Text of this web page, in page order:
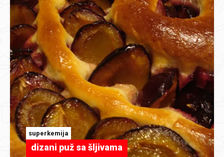
superkemija
dizani puž sa šljivama